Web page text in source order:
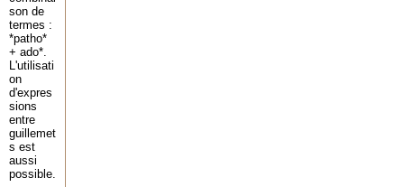
son de
termes :
*patho*
+ ado*.
L'utilisati
on
d'expres
sions
entre
guillemet
s est
aussi
possible.